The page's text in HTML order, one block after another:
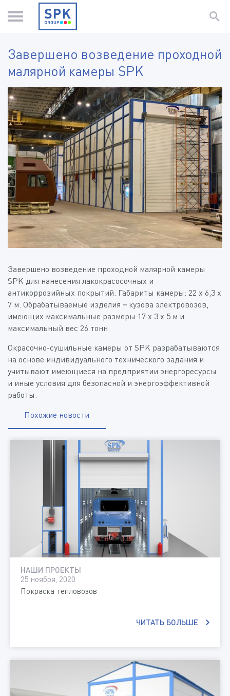
Завершено возведение проходной
малярной камеры SPK
Завершено возведение проходной малярной камеры
SPK для нанесения лакокрасосочных и
антикоррозийных покрытий. Габариты камеры: 22 х 6,3 х
7 м. Обрабатываемые изделия – кузова электровозов,
имеющих максимальные размеры 17 х 3 х 5 м и
максимальный вес 26 тонн.
Окрасочно-сушильные камеры от SPK разрабатываются
на основе индивидуального технического задания и
учитывают имеющиеся на предприятии энергоресурсы
и иные условия для безопасной и энергоэффективной
работы.
Похожие новости
НАШИ ПРОЕКТЫ
25 ноября, 2020
Покраска тепловозов
ЧИТАТЬ БОЛЬШЕ